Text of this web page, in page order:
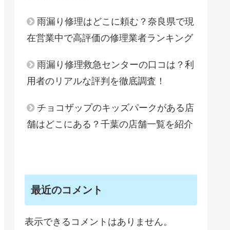
雨漏り修理はどこに頼む？奈良県で現
在営業中で高評価の修理業者ランキング
雨漏り修理救急センターの口コは？利
用者のリアルな評判を徹底調査！
チョコザップのキッズパークがある店
舗はどこにある？千葉の店舗一覧を紹介
最近のコメント
表示できるコメントはありません。